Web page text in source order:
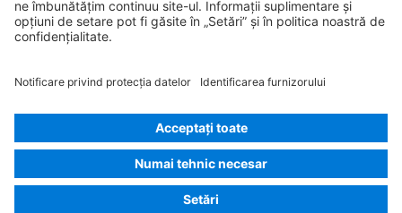
223.125
© 2026Mercedes-Benz AG
Identificarea furnizorului
Setări pentru cookie-uri
Cookie-uri
Protecția datelor Considerații juridice